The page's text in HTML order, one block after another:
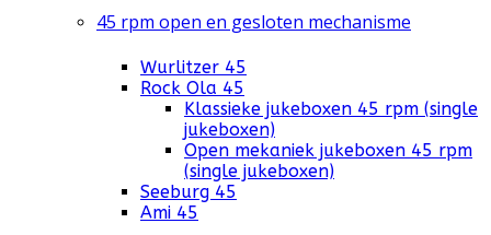
45 rpm open en gesloten mechanisme
Wurlitzer 45
Rock Ola 45
Klassieke jukeboxen 45 rpm (single
jukeboxen)
Open mekaniek jukeboxen 45 rpm
(single jukeboxen)
Seeburg 45
Ami 45